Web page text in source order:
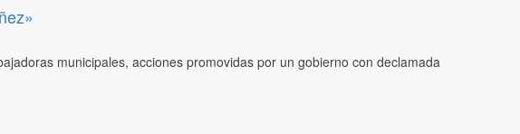
municipales, acciones promovidas por un gobierno con declamada